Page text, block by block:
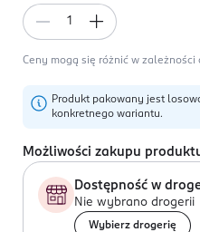
Ceny mogą się różnić w zależności
Produkt pakowany jest
konkretnego wariantu.
Możliwości zakupu
Dostępność w
Nie wybrano drogerii
Wybierz drogerię